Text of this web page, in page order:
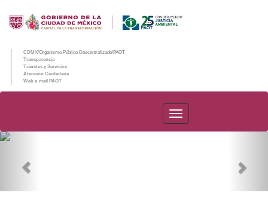
CDMX/Organismo Público Descentralizado/PAOT
Transparencia
Trámites y Servicios
Atención Ciudadana
Web e-mail PAOT
PAOT